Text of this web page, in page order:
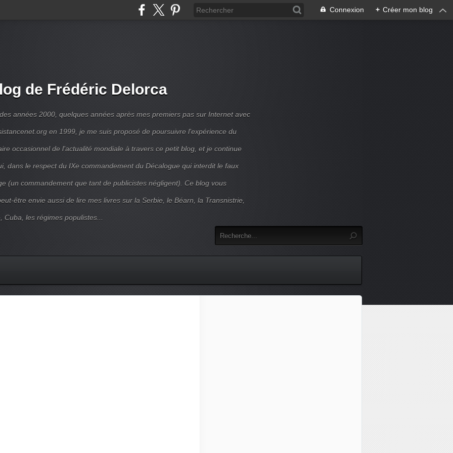
Connexion + Créer mon blog
de Frédéric Delorca
années 2000, quelques années après mes premiers pas sur Internet avec
en 1999, je me suis proposé de poursuivre l'expérience du
occasionnel de l'actualité mondiale à travers ce petit blog, et je continue
dans le respect du IXe commandement du Décalogue qui interdit le faux
(un commandement que tant de publicistes négligent). Ce blog vous
être envie aussi de lire mes livres sur la Serbie, le Béarn, la Transnistrie,
Cuba, les régimes populistes...